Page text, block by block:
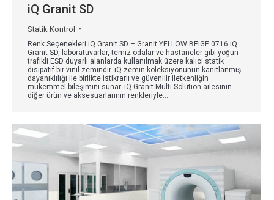
iQ Granit SD
Statik Kontrol
Renk Seçenekleri iQ Granit SD – Granit YELLOW BEIGE 0716 iQ
Granit SD, laboratuvarlar, temiz odalar ve hastaneler gibi yoğun
trafikli ESD duyarlı alanlarda kullanılmak üzere kalıcı statik
disipatif bir vinil zemindir. iQ zemin koleksiyonunun kanıtlanmış
dayanıklılığı ile birlikte istikrarlı ve güvenilir iletkenliğin
mükemmel bileşimini sunar. iQ Granit Multi-Solution ailesinin
diğer ürün ve aksesuarlarının renkleriyle…